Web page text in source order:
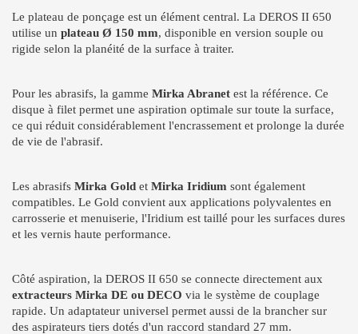
Le plateau de ponçage est un élément central. La DEROS II 650
utilise un plateau Ø 150 mm, disponible en version souple ou
rigide selon la planéité de la surface à traiter.
Pour les abrasifs, la gamme Mirka Abranet est la référence. Ce
disque à filet permet une aspiration optimale sur toute la surface,
ce qui réduit considérablement l'encrassement et prolonge la durée
de vie de l'abrasif.
Les abrasifs Mirka Gold et Mirka Iridium sont également
compatibles. Le Gold convient aux applications polyvalentes en
carrosserie et menuiserie, l'Iridium est taillé pour les surfaces dures
et les vernis haute performance.
Côté aspiration, la DEROS II 650 se connecte directement aux
extracteurs Mirka DE ou DECO via le système de couplage
rapide. Un adaptateur universel permet aussi de la brancher sur
des aspirateurs tiers dotés d'un raccord standard 27 mm.